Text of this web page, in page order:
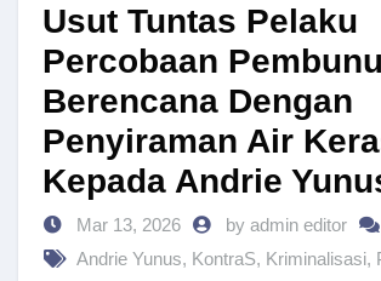
Usut Tuntas Pelaku
Percobaan
Berencana Dengan
Penyiraman Air
Kepada Andrie
Mar 13, 2026 by admin editor
Andrie Yunus, KontraS, Kriminalisasi,